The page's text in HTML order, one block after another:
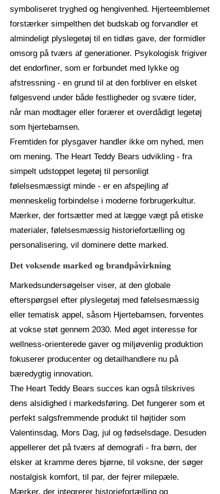
symboliseret tryghed og hengivenhed. Hjerteemblemet
forstærker simpelthen det budskab og forvandler et
almindeligt plyslegetøj til en tidløs gave, der formidler
omsorg på tværs af generationer. Psykologisk frigiver
det endorfiner, som er forbundet med lykke og
afstressning - en grund til at den forbliver en elsket
følgesvend under både festligheder og svære tider,
når man modtager eller forærer et overdådigt legetøj
som hjertebamsen.
Fremtiden for plysgaver handler ikke om nyhed, men
om mening. The Heart Teddy Bears udvikling - fra
simpelt udstoppet legetøj til personligt
følelsesmæssigt minde - er en afspejling af
menneskelig forbindelse i moderne forbrugerkultur.
Mærker, der fortsætter med at lægge vægt på etiske
materialer, følelsesmæssig historiefortælling og
personalisering, vil dominere dette marked.
Det voksende marked og brandpåvirkning
Markedsundersøgelser viser, at den globale
efterspørgsel efter plyslegetøj med følelsesmæssig
eller tematisk appel, såsom Hjertebamsen, forventes
at vokse støt gennem 2030. Med øget interesse for
wellness-orienterede gaver og miljøvenlig produktion
fokuserer producenter og detailhandlere nu på
bæredygtig innovation.
The Heart Teddy Bears succes kan også tilskrives
dens alsidighed i markedsføring. Det fungerer som et
perfekt salgsfremmende produkt til højtider som
Valentinsdag, Mors Dag, jul og fødselsdage. Desuden
appellerer det på tværs af demografi - fra børn, der
elsker at kramme deres bjørne, til voksne, der søger
nostalgisk komfort, til par, der fejrer milepæle.
Mærker, der integrerer historiefortælling og